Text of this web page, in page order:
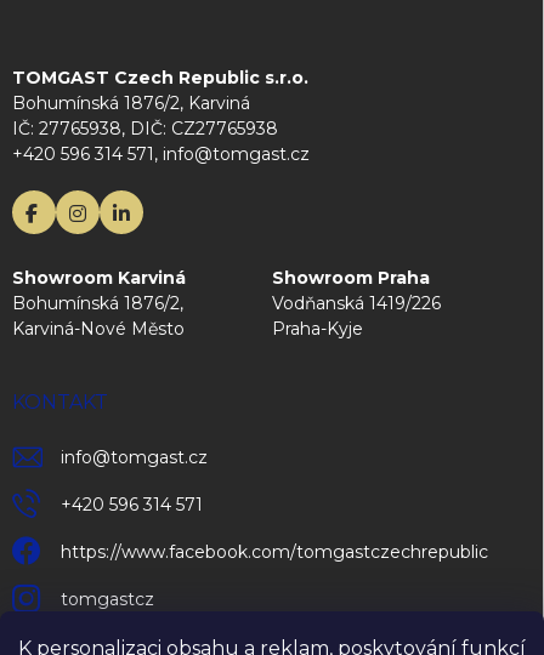
K personalizaci obsahu a reklam, poskytování funkcí
TOMGAST Czech Republic s.r.o.
Bohumínská 1876/2, Karviná
IČ: 27765938, DIČ: CZ27765938
+420 596 314 571, info@tomgast.cz
Showroom Karviná
Bohumínská 1876/2,
Karviná-Nové Město
Showroom Praha
Vodňanská 1419/226
Praha-Kyje
KONTAKT
info@tomgast.cz
+420 596 314 571
https://www.facebook.com/tomgastczechrepublic
tomgastcz